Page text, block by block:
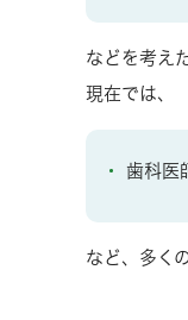
などを考え
現在では、
歯科医
など、多く